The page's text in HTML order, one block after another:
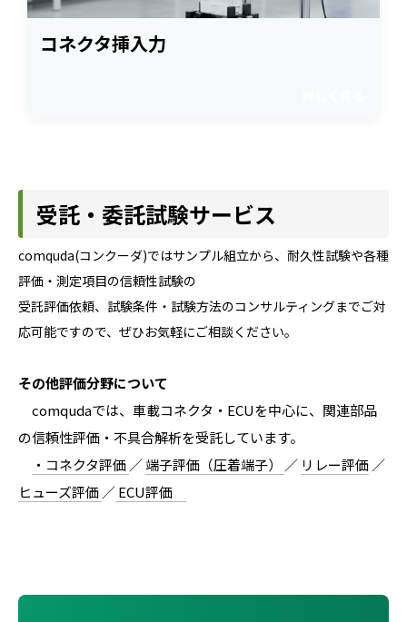
コネクタ挿入力
受託・委託試験サービス
comquda(コンクーダ)ではサンプル組立から、耐久性試験や各種
評価・測定項目の信頼性試験の
受託評価依頼、試験条件・試験方法のコンサルティングまでご対
応可能ですので、ぜひお気軽にご相談ください。
その他評価分野について
comqudaでは、車載コネクタ・ECUを中心に、関連部品
の信頼性評価・不具合解析を受託しています。
・コネクタ評価 ／端子評価（圧着端子） ／ リレー評価 ／
ヒューズ評価 ／ECU評価